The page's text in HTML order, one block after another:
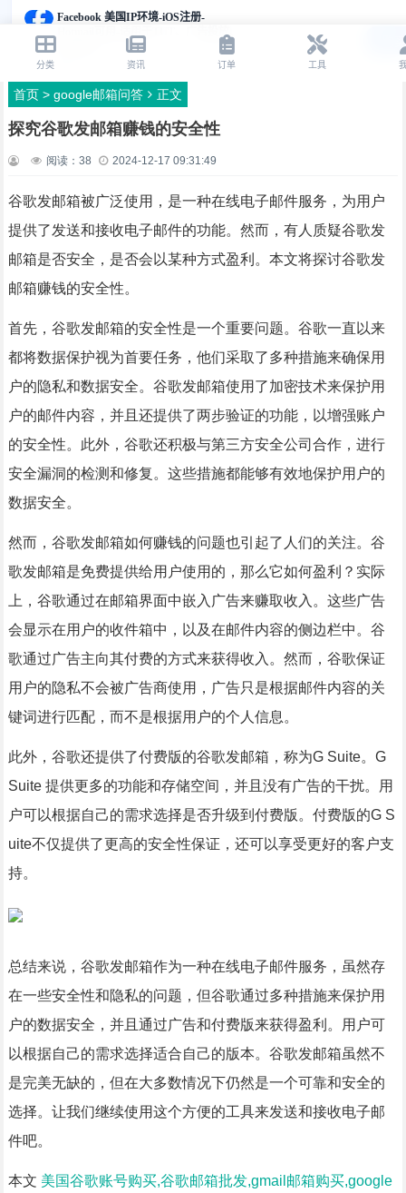
首页> google邮箱问答 正文
探究谷歌发邮箱赚钱的安全性
阅读： 38 2024-12-17 09:31:49
谷歌发邮箱被广泛使用，是一种在线电子邮件服务，为用户
提供了发送和接收电子邮件的功能。然而，有人质疑谷歌发
邮箱是否安全，是否会以某种方式盈利。本文将探讨谷歌发
邮箱赚钱的安全性。
首先，谷歌发邮箱的安全性是一个重要问题。谷歌一直以来
都将数据保护视为首要任务，他们采取了多种措施来确保用
户的隐私和数据安全。谷歌发邮箱使用了加密技术来保护用
户的邮件内容，并且还提供了两步验证的功能，以增强账户
的安全性。此外，谷歌还积极与第三方安全公司合作，进行
安全漏洞的检测和修复。这些措施都能够有效地保护用户的
数据安全。
然而，谷歌发邮箱如何赚钱的问题也引起了人们的关注。谷
歌发邮箱是免费提供给用户使用的，那么它如何盈利？实际
上，谷歌通过在邮箱界面中嵌入广告来赚取收入。这些广告
会显示在用户的收件箱中，以及在邮件内容的侧边栏中。谷
歌通过广告主向其付费的方式来获得收入。然而，谷歌保证
用户的隐私不会被广告商使用，广告只是根据邮件内容的关
键词进行匹配，而不是根据用户的个人信息。
此外，谷歌还提供了付费版的谷歌发邮箱，称为G Suite。G
Suite 提供更多的功能和存储空间，并且没有广告的干扰。用
户可以根据自己的需求选择是否升级到付费版。付费版的G S
uite不仅提供了更高的安全性保证，还可以享受更好的客户支
持。
总结来说，谷歌发邮箱作为一种在线电子邮件服务，虽然存
在一些安全性和隐私的问题，但谷歌通过多种措施来保护用
户的数据安全，并且通过广告和付费版来获得盈利。用户可
以根据自己的需求选择适合自己的版本。谷歌发邮箱虽然不
是完美无缺的，但在大多数情况下仍然是一个可靠和安全的
选择。让我们继续使用这个方便的工具来发送和接收电子邮
件吧。
本文 美国谷歌账号购买,谷歌邮箱批发,gmail邮箱购买,google